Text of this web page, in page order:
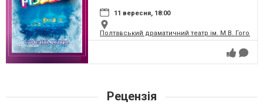
11 вересня, 18:00
Полтавський драматичний театр ім. М.В. Гоголя
Рецензія